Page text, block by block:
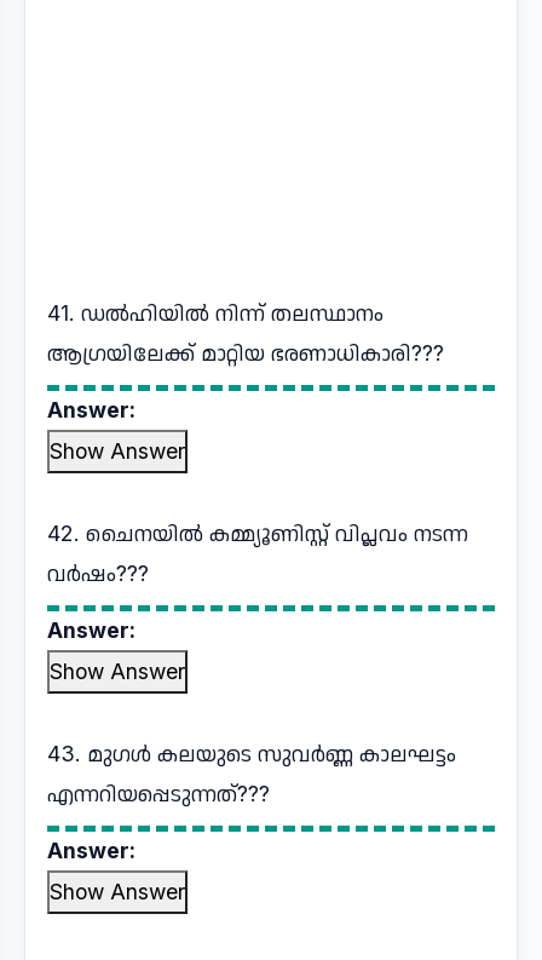
41. ഡൽഹിയിൽ നിന്ന് തലസ്ഥാനം
ആഗ്രയിലേക്ക് മാറ്റിയ ഭരണാധികാരി???
Answer:
Show Answer
42. ചൈനയിൽ കമ്മ്യൂണിസ്റ്റ് വിപ്ലവം നടന്ന
വർഷം???
Answer:
Show Answer
43. മുഗൾ കലയുടെ സുവർണ്ണ കാലഘട്ടം
എന്നറിയപ്പെടുന്നത്???
Answer:
Show Answer